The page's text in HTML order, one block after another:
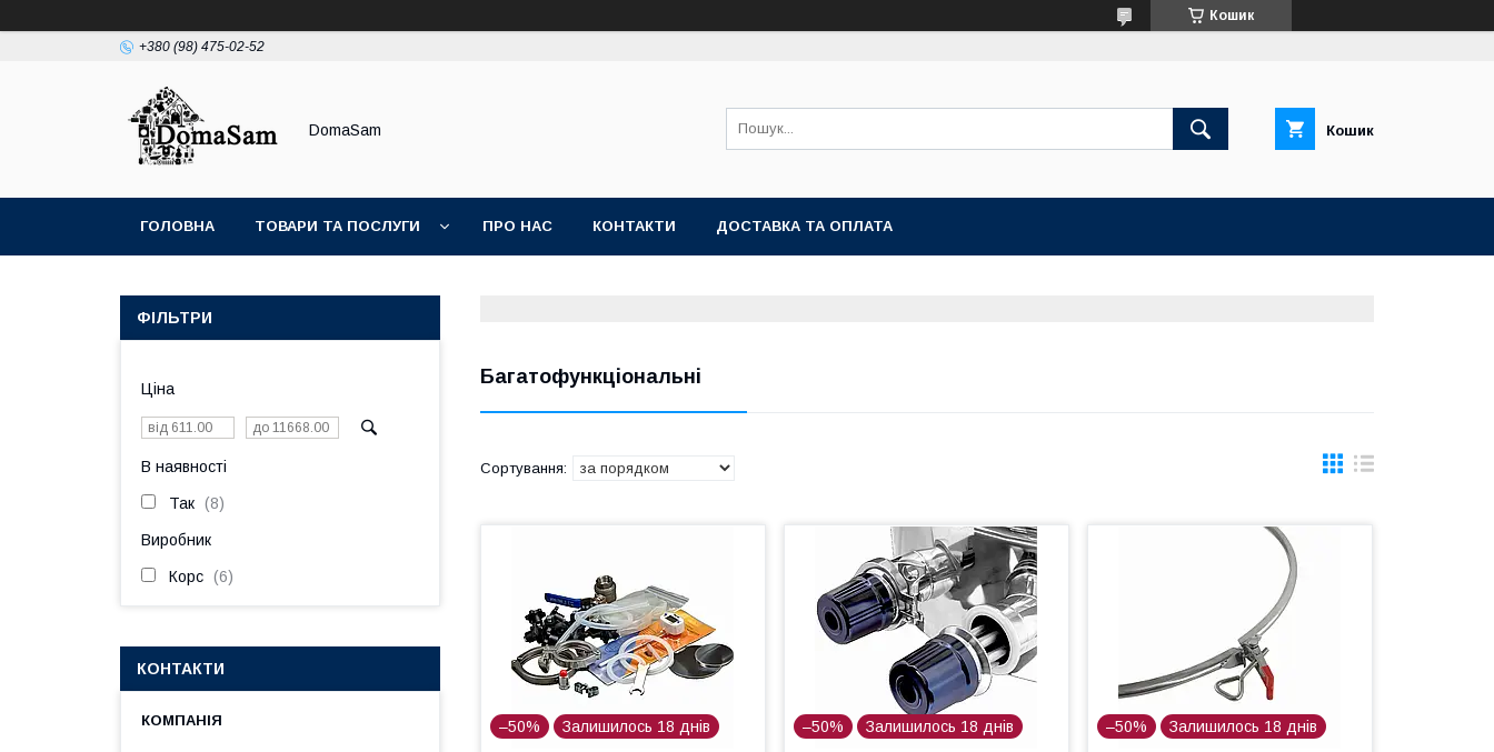
Кошик
+380 (98) 475-02-52
DomaSam Кошик
ГОЛОВНА ТОВАРИ ТА ПОСЛУГИ ПРО НАС КОНТАКТИ ДОСТАВКА ТА ОПЛАТА
Багатофункціональні
–50% Залишилось 18 днів –50% Залишилось 18 днів –50% Залишилось 18 днів
ФІЛЬТРИ
Ціна
В наявності
Так 8
Виробник
Корс 6
КОНТАКТИ